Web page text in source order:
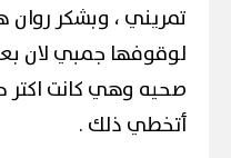
تمريني ، وبشكر روان
لوقوفها جمبي لان
صحيه وهي كانت اكتر
أتخطي ذلك .